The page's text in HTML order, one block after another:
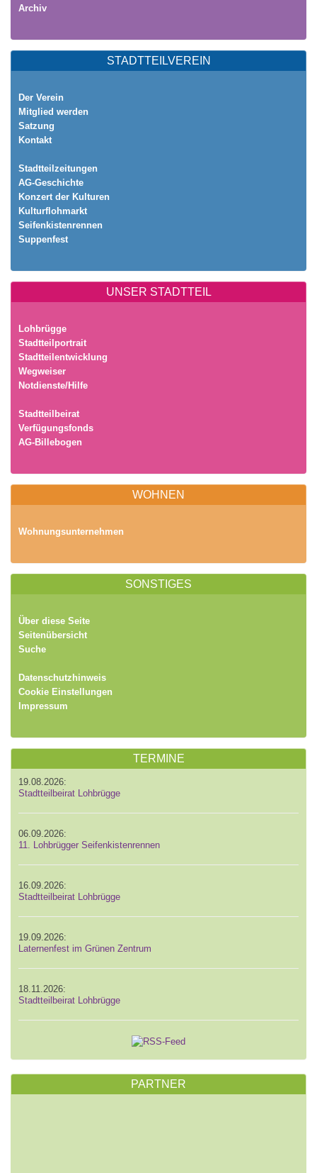
Archiv
STADTTEILVEREIN
Der Verein
Mitglied werden
Satzung
Kontakt
Stadtteilzeitungen
AG-Geschichte
Konzert der Kulturen
Kulturflohmarkt
Seifenkistenrennen
Suppenfest
UNSER STADTTEIL
Lohbrügge
Stadtteilportrait
Stadtteilentwicklung
Wegweiser
Notdienste/Hilfe
Stadtteilbeirat
Verfügungsfonds
AG-Billebogen
WOHNEN
Wohnungsunternehmen
SONSTIGES
Über diese Seite
Seitenübersicht
Suche
Datenschutzhinweis
Cookie Einstellungen
Impressum
TERMINE
19.08.2026:
Stadtteilbeirat Lohbrügge
06.09.2026:
11. Lohbrügger Seifenkistenrennen
16.09.2026:
Stadtteilbeirat Lohbrügge
19.09.2026:
Laternenfest im Grünen Zentrum
18.11.2026:
Stadtteilbeirat Lohbrügge
PARTNER